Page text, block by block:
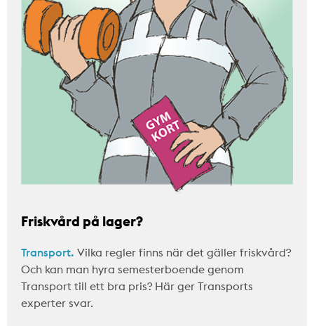
Friskvård på lager?
Transport. Vilka regler finns när det gäller friskvård?
Och kan man hyra semesterboende genom
Transport till ett bra pris? Här ger Transports
experter svar.